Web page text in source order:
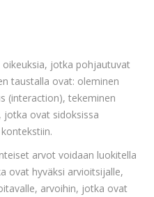
jotka pohjautuvat
taustalla ovat: oleminen
(interaction), tekeminen
jotka ovat sidoksissa
arvot voidaan luokitella
ovat hyväksi arvioitsijalle,
arvoihin, jotka ovat